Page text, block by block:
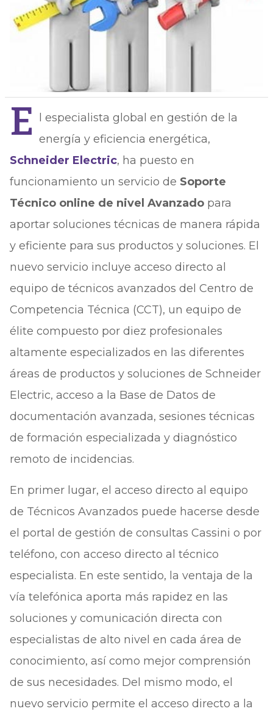
E
l especialista global en gestión de la
energía y eficiencia energética,
Schneider Electric, ha puesto en
funcionamiento un servicio de Soporte
Técnico online de nivel Avanzadopara
aportar soluciones técnicas de manera rápida
y eficiente para sus productos y soluciones. El
nuevo servicio incluye acceso directo al
equipo de técnicos avanzados del Centro de
Competencia Técnica (CCT), un equipo de
élite compuesto por diez profesionales
altamente especializados en las diferentes
áreas de productos y soluciones de Schneider
Electric, acceso a la Base de Datos de
documentación avanzada, sesiones técnicas
de formación especializada y diagnóstico
remoto de incidencias.
En primer lugar, el acceso directo al equipo
de Técnicos Avanzados puede hacerse desde
el portal de gestión de consultas Cassini o por
teléfono, con acceso directo al técnico
especialista. En este sentido, la ventaja de la
vía telefónica aporta más rapidez en las
soluciones y comunicación directa con
especialistas de alto nivel en cada área de
conocimiento, así como mejor comprensión
de sus necesidades. Del mismo modo, el
nuevo servicio permite el acceso directo a la